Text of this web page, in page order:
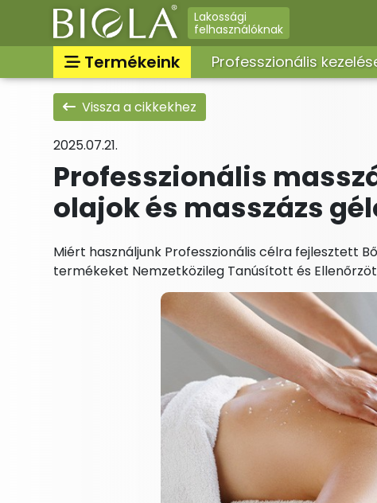
Lakossági
felhasználóknak
Termékeink Professzionális
Professzionális termékek
professzionális termékek
Lakossági termékek
Vissza a cikkekhez
2025.07.21.
Professzionális
olajok és masszázs
Miért használjunk Professzionális célra fejlesztett
termékeket Nemzetközileg Tanúsított és